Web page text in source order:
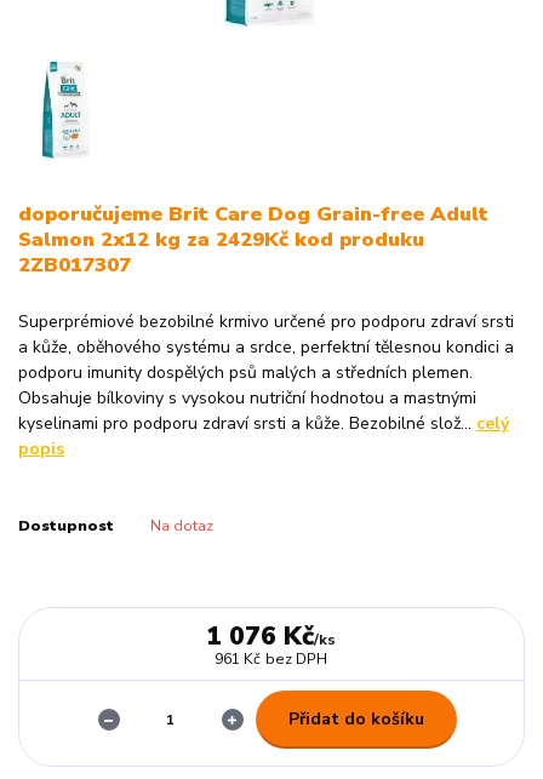
doporučujeme Brit Care Dog Grain-free Adult
Salmon 2x12 kg za 2429Kč kod produku
2ZB017307
Superprémiové bezobilné krmivo určené pro podporu zdraví srsti
a kůže, oběhového systému a srdce, perfektní tělesnou kondici a
podporu imunity dospělých psů malých a středních plemen.
Obsahuje bílkoviny s vysokou nutriční hodnotou a mastnými
kyselinami pro podporu zdraví srsti a kůže. Bezobilné slož... celý
popis
Dostupnost Na dotaz
1 076 Kč/ks
961 Kč bez DPH
Přidat do košíku